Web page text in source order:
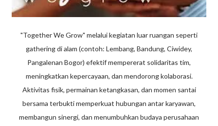
"Together We Grow" melalui kegiatan luar ruangan seperti
gathering di alam (contoh: Lembang, Bandung, Ciwidey,
Pangalenan Bogor) efektif mempererat solidaritas tim,
meningkatkan kepercayaan, dan mendorong kolaborasi.
Aktivitas fisik, permainan ketangkasan, dan momen santai
bersama terbukti memperkuat hubungan antar karyawan,
membangun sinergi, dan menumbuhkan budaya perusahaan